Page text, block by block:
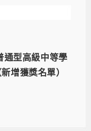
通型高級中等學
增獲獎名單）